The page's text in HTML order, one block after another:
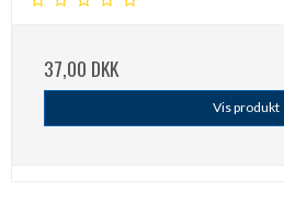
37,00 DKK
Vis produkt